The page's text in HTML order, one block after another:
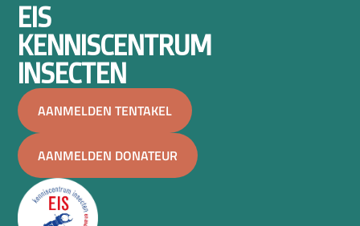
EIS
KENNISCENTRUM
INSECTEN
AANMELDEN TENTAKEL
AANMELDEN DONATEUR